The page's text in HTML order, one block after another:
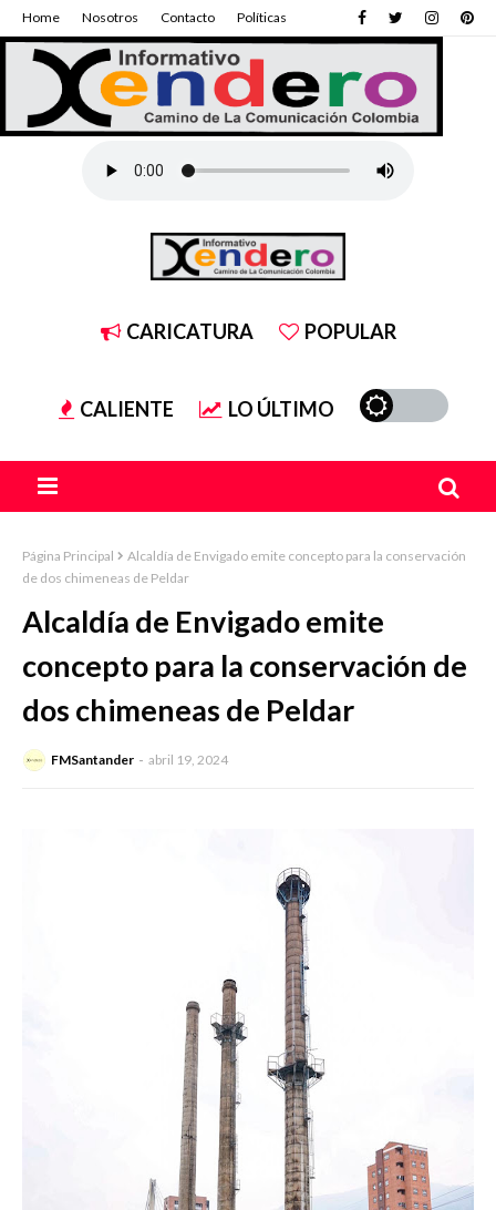
Home Nosotros Contacto Políticas
CARICATURA POPULAR
CALIENTE LO ÚLTIMO
Página Principal
Alcaldía de Envigado emite concepto para la conservación
de dos chimeneas de Peldar
Alcaldía de Envigado emite
concepto para la conservación de
dos chimeneas de Peldar
FMSantander abril 19, 2024